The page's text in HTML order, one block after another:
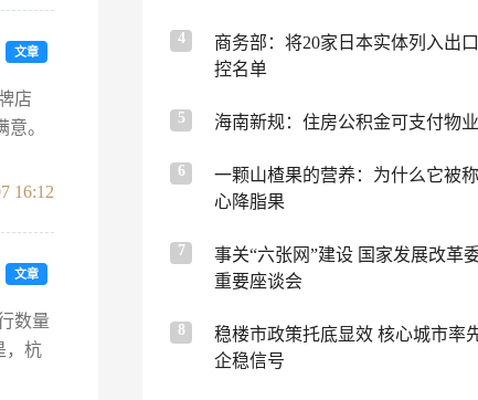
文章
店
。
16:12
文章
数量
，杭
4
商务部：将20家日本实体列入出
控名单
5 海南新规：住房公积金可支付物
6
一颗山楂果的营养：为什么它被
心降脂果
7
事关“六张网”建设 国家发展改革
重要座谈会
8
稳楼市政策托底显效 核心城市率
企稳信号